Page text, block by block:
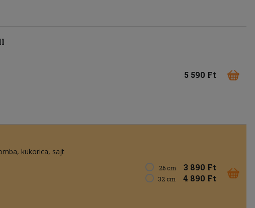
5 590 Ft
kukorica sajt
26 cm 3 890 Ft
32 cm 4 890 Ft